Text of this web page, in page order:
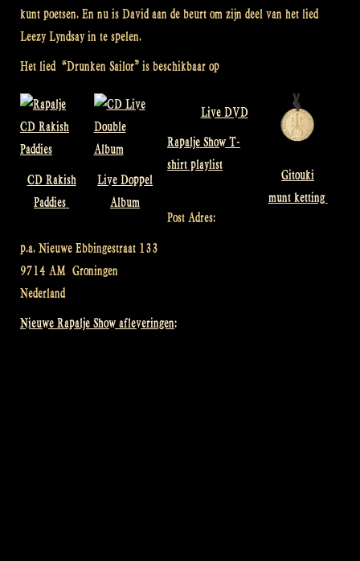
kunt poetsen. En nu is David aan de beurt om zijn deel van het lied
Leezy Lyndsay in te spelen.
Het lied “Drunken Sailor” is beschikbaar op
CD Rakish
Paddies
Live Doppel
Album
Gitouki
munt ketting
Live DVD
Rapalje Show T-
shirt playlist
Post Adres:
p.a. Nieuwe Ebbingestraat 133
9714 AM Groningen
Nederland
Nieuwe Rapalje Show afleveringen: